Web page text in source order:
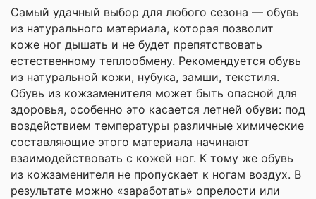
Самый удачный выбор для любого сезона — обувь
из натурального материала, которая позволит
коже ног дышать и не будет препятствовать
естественному теплообмену. Рекомендуется обувь
из натуральной кожи, нубука, замши, текстиля.
Обувь из кожзаменителя может быть опасной для
здоровья, особенно это касается летней обуви: под
воздействием температуры различные химические
составляющие этого материала начинают
взаимодействовать с кожей ног. К тому же обувь
из кожзаменителя не пропускает к ногам воздух. В
результате можно «заработать» опрелости или